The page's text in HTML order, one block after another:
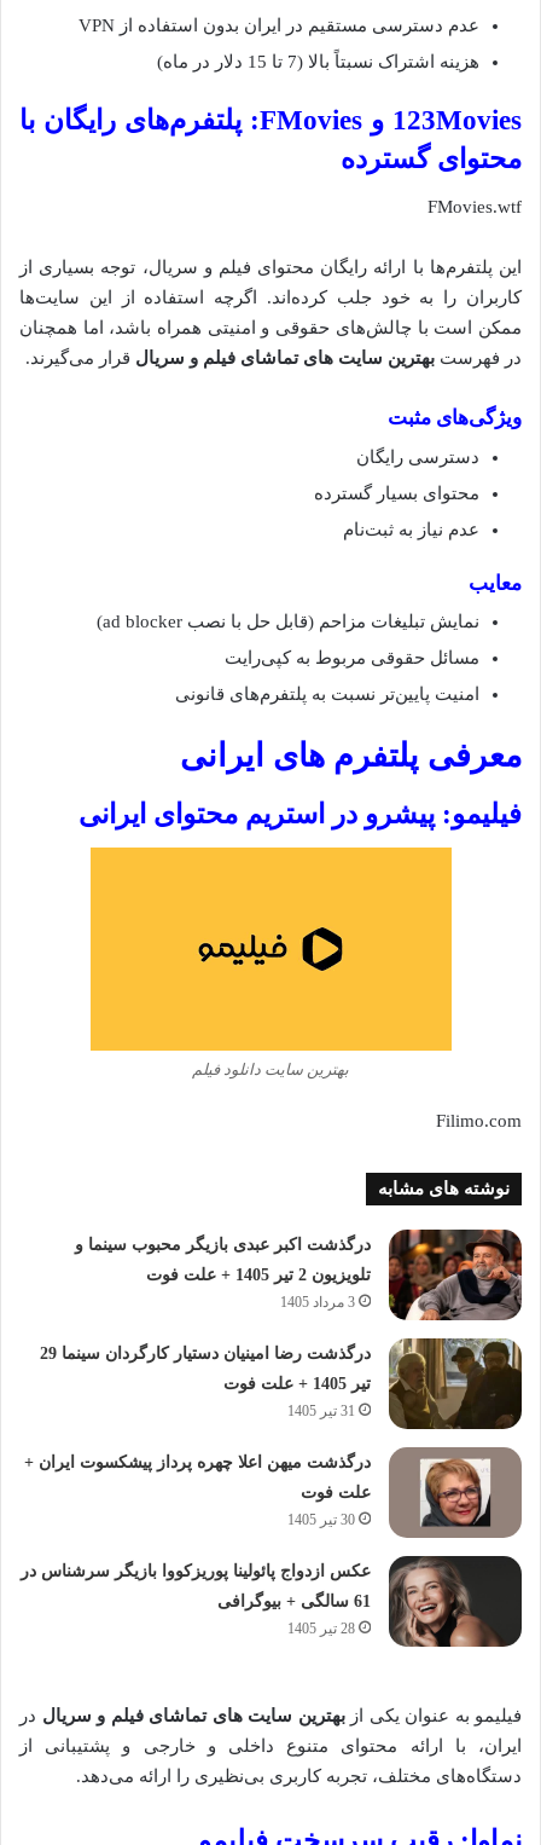
عدم دسترسی مستقیم در ایران بدون استفاده از VPN
هزینه اشتراک نسبتاً بالا (7 تا 15 دلار در ماه)
123Movies و FMovies: پلتفرم‌های رایگان با
محتوای گسترده
FMovies.wtf
این پلتفرم‌ها با ارائه رایگان محتوای فیلم و سریال، توجه بسیاری از
کاربران را به خود جلب کرده‌اند. اگرچه استفاده از این سایت‌ها
ممکن است با چالش‌های حقوقی و امنیتی همراه باشد، اما همچنان
در فهرست بهترین سایت های تماشای فیلم و سریال قرار می‌گیرند.
ویژگی‌های مثبت
دسترسی رایگان
محتوای بسیار گسترده
عدم نیاز به ثبت‌نام
معایب
نمایش تبلیغات مزاحم (قابل حل با نصب ad blocker)
مسائل حقوقی مربوط به کپی‌رایت
امنیت پایین‌تر نسبت به پلتفرم‌های قانونی
معرفی پلتفرم های ایرانی
فیلیمو: پیشرو در استریم محتوای ایرانی
بهترین سایت دانلود فیلم
Filimo.com
نوشته های مشابه
درگذشت اکبر عبدی بازیگر محبوب سینما و
تلویزیون 2 تیر 1405 + علت فوت
3 مرداد 1405
درگذشت رضا امینیان دستیار کارگردان سینما 29
تیر 1405 + علت فوت
31 تیر 1405
درگذشت میهن اعلا چهره پرداز پیشکسوت ایران +
علت فوت
30 تیر 1405
عکس ازدواج پائولینا پوریزکووا بازیگر سرشناس در
61 سالگی + بیوگرافی
28 تیر 1405
فیلیمو به عنوان یکی ازبهترین سایت های تماشای فیلم و سریال در
ایران، با ارائه محتوای متنوع داخلی و خارجی و پشتیبانی از
دستگاه‌های مختلف، تجربه کاربری بی‌نظیری را ارائه می‌دهد.